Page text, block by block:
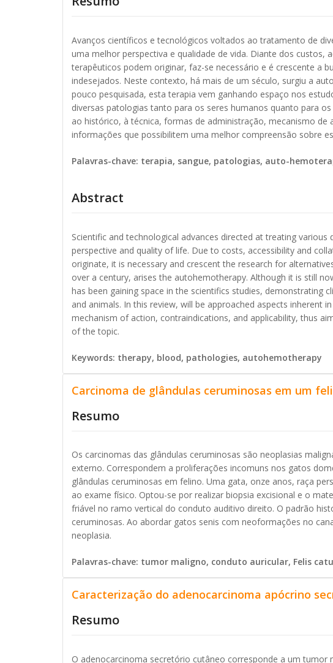
Avanços científicos e tecnológicos voltados ao tratamento de
uma melhor perspectiva e qualidade de vida. Diante dos custos,
terapêuticos podem originar, faz-se necessário e é crescente a
indesejados. Neste contexto, há mais de um século, surgiu a
pouco pesquisada, esta terapia vem ganhando espaço nos
diversas patologias tanto para os seres humanos quanto para
ao histórico, à técnica, formas de administração, mecanismo de
informações que possibilitem uma melhor compreensão sobre
Palavras-chave: terapia, sangue, patologias, auto-
Abstract
Scientific and technological advances directed at treating
perspective and quality of life. Due to costs, accessibility and
originate, it is necessary and crescent the research for
over a century, arises the autohemotherapy. Although it is still
has been gaining space in the scientifics studies, demonstrating
and animals. In this review, will be approached aspects
mechanism of action, contraindications, and applicability, thus
of the topic.
Keywords: therapy, blood, pathologies, autohemotherapy
Carcinoma de glândulas ceruminosas em um
Resumo
Os carcinomas das glândulas ceruminosas são neoplasias
externo. Correspondem a proliferações incomuns nos gatos
glândulas ceruminosas em felino. Uma gata, onze anos, raça
ao exame físico. Optou-se por realizar biopsia excisional e o
friável no ramo vertical do conduto auditivo direito. O padrão
ceruminosas. Ao abordar gatos senis com neoformações no
neoplasia.
Palavras-chave: tumor maligno, conduto auricular, Felis
Caracterização do adenocarcinoma apócrino
Resumo
O adenocarcinoma secretório cutâneo corresponde a um tumor